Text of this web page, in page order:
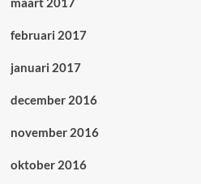
februari 2017
januari 2017
december 2016
november 2016
oktober 2016